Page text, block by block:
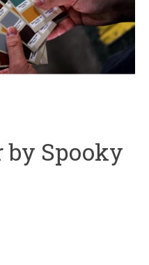
by Spooky
is